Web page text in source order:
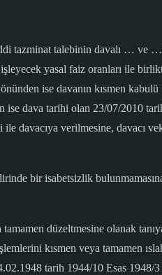
tazminat talebinin davalı … ve
yasal faiz oranları ile
ise davanın kısmen
dava tarihi olan 23/07/2010
davacıya verilmesine, davacı
bir isabetsizlik bulunmamasına
düzeltmesine olanak
kısmen veya tamamen ıslah
tarih 1944/10 Esas 1948/